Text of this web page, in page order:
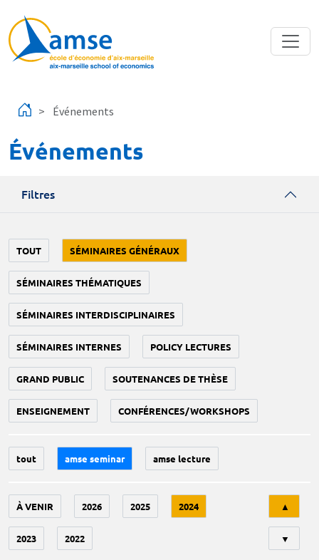
Événements
Événements
Filtres
TOUT SÉMINAIRES GÉNÉRAUX
SÉMINAIRES THÉMATIQUES
SÉMINAIRES INTERDISCIPLINAIRES
SÉMINAIRES INTERNES POLICY LECTURES
GRAND PUBLIC SOUTENANCES DE THÈSE
ENSEIGNEMENT CONFÉRENCES/WORKSHOPS
tout amse seminar amse lecture
À VENIR 2026 2025 2024
2023 2022
▲
▼